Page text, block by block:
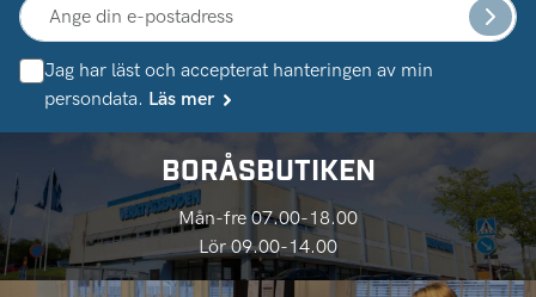
Jag har läst och accepterat hanteringen av min
persondata. Läs mer
BORÅSBUTIKEN
Mån-fre 07.00-18.00
Lör 09.00-14.00